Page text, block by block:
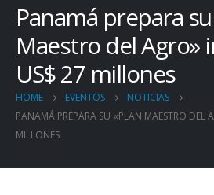
Panamá prepara
Maestro del Agro»
US$ 27 millones
HOME EVENTOS
NOTICIAS
PANAMÁ PREPARA SU «PLAN MAESTRO DEL
MILLONES